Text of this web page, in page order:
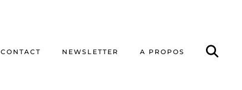
CONTACT NEWSLETTER A PROPOS